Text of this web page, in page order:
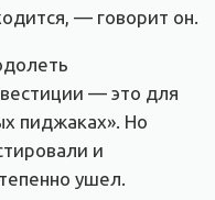
— говорит он.
— это для
пиджаках». Но
и
ушел.